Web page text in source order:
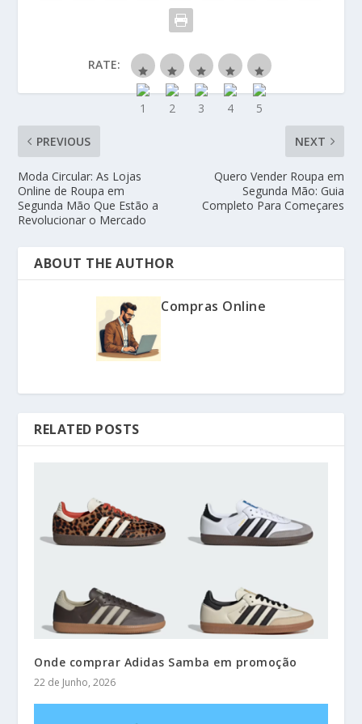
RATE:
PREVIOUS
Moda Circular: As Lojas
Online de Roupa em
Segunda Mão Que Estão a
Revolucionar o Mercado
NEXT
Quero Vender Roupa em
Segunda Mão: Guia
Completo Para Começares
ABOUT THE AUTHOR
Compras Online
RELATED POSTS
Onde comprar Adidas Samba em promoção
22 de Junho, 2026